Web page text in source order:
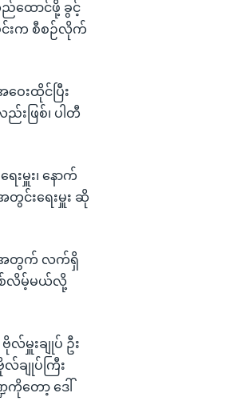
ည်ထောင်ဖို့ ခွင့်
င်းက စီစဉ်လိုက်
ေးထိုင်ပြီး
ဖြစ်၊ ပါတီ
မှူး၊ နောက်
တွင်းရေးမှူး ဆို
တဲ့အတွက် လက်ရှိ
ြစ်လိမ့်မယ်လို့
လ်မှူးချုပ် ဦး
လ်ချုပ်ကြီး
တော့ ဒေါ်